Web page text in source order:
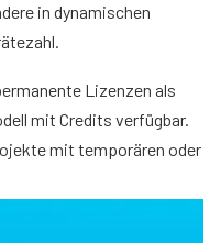
in dynamischen
Lizenzen als
mit Credits verfügbar.
mit temporären oder